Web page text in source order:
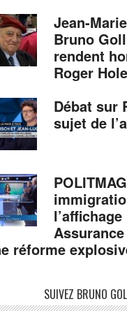
Jean-
Bruno
rendent
Roger
Débat sur
sujet de
réforme
SUIVEZ BRUNO